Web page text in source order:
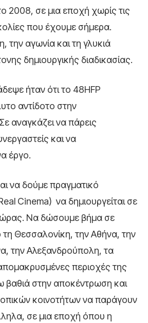
2008, σε μια εποχή χωρίς τις
που έχουμε σήμερα.
την αγωνία και τη γλυκιά
δημιουργικής διαδικασίας.
ήταν ότι το 48HFP
αντίδοτο στην
αναγκάζει να πάρεις
και να
έργο.
να δούμε πραγματικό
Cinema) να δημιουργείται σε
Να δώσουμε βήμα σε
Θεσσαλονίκη, την Αθήνα, την
την Αλεξανδρούπολη, τα
απομακρυσμένες περιοχές της
βαθιά στην αποκέντρωση και
κοινοτήτων να παράγουν
σε μια εποχή όπου η